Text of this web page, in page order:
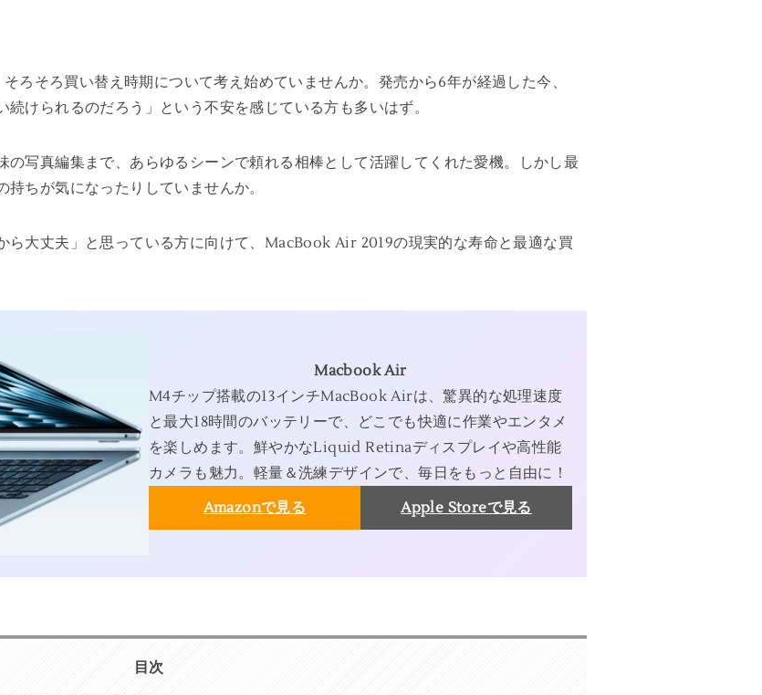
ろそろ買い替え時期について考え始めていませんか。発売から6年が経過した今、
続けられるのだろう」という不安を感じている方も多いはず。
の写真編集まで、あらゆるシーンで頼れる相棒として活躍してくれた愛機。しかし最
ちが気になったりしていませんか。
ら大丈夫」と思っている方に向けて、MacBook Air 2019の現実的な寿命と最適な買
Macbook Air
M4チップ搭載の13インチMacBook Airは、驚異的な処理速度
と最大18時間のバッテリーで、どこでも快適に作業やエンタメ
を楽しめます。鮮やかなLiquid Retinaディスプレイや高性能
カメラも魅力。軽量＆洗練デザインで、毎日をもっと自由に！
Amazonで見る
Apple Storeで見る
目次